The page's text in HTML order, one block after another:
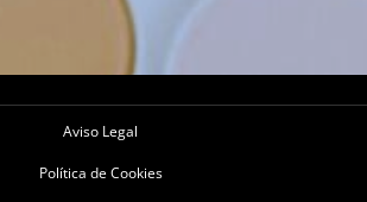
Aviso Legal
Política de Cookies